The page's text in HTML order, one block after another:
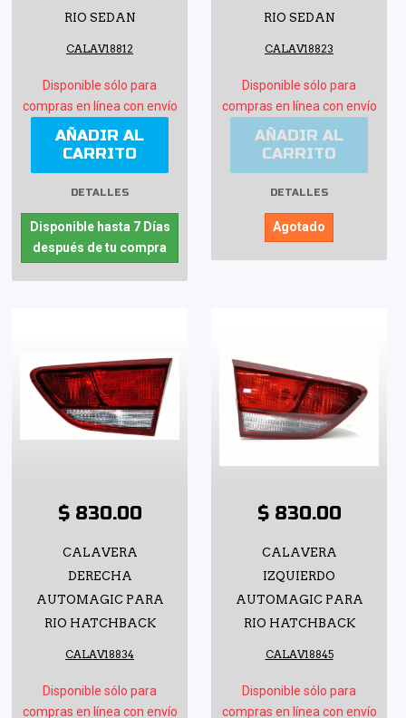
RIO SEDAN
CALAV18812
Disponible sólo para
compras en línea con envío
AÑADIR AL
CARRITO
DETALLES
Disponible hasta 7 Días
después de tu compra
RIO SEDAN
CALAV18823
Disponible sólo para
compras en línea con envío
AÑADIR AL
CARRITO
DETALLES
Agotado
$ 830.00
CALAVERA
DERECHA
AUTOMAGIC PARA
RIO HATCHBACK
CALAV18834
Disponible sólo para
compras en línea con envío
$ 830.00
CALAVERA
IZQUIERDO
AUTOMAGIC PARA
RIO HATCHBACK
CALAV18845
Disponible sólo para
compras en línea con envío